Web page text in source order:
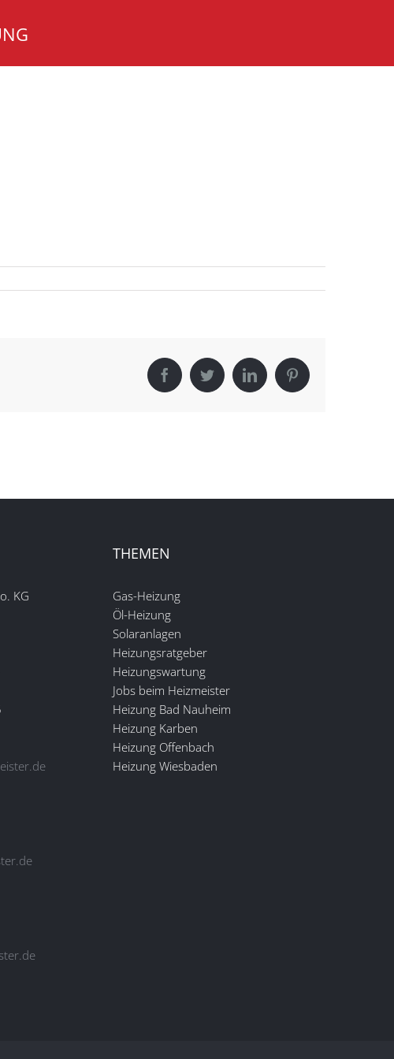
FacebookTwitterLinkedInPinterest
KG
THEMEN
Gas-Heizung
Öl-Heizung
Solaranlagen
Heizungsratgeber
Heizungswartung
Jobs beim Heizmeister
Heizung Bad Nauheim
Heizung Karben
Heizung Offenbach
Heizung Wiesbaden